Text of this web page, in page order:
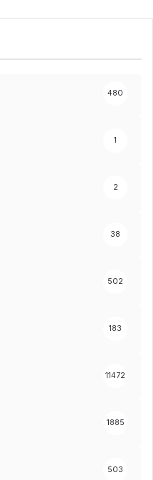
480
1
2
38
502
183
11472
1885
503